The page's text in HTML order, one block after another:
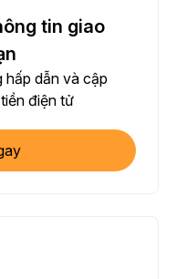
tin giao
hấp dẫn và cập
điện tử